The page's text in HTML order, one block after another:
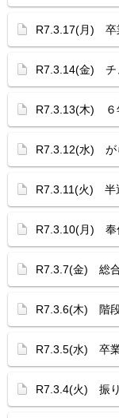
R7.3.17(月) 卒
R7.3.14(金) チ
R7.3.13(木) ６
R7.3.12(水) が
R7.3.11(火) 半
R7.3.10(月) 奉
R7.3.7(金) 総
R7.3.6(木) 階
R7.3.5(水) 卒
R7.3.4(火) 振